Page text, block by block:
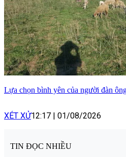
Lựa chọn bình yên của người đàn
XÉT XỬ12:17 | 01/08/2026
TIN ĐỌC NHIỀU